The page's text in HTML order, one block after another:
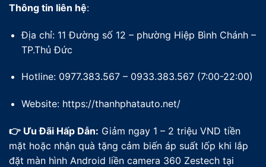
Thông tin liên hệ:
Địa chỉ: 11 Đường số 12 – phường Hiệp Bình Chánh –
TP.Thủ Đức
Hotline: 0977.383.567 – 0933.383.567 (7:00-22:00)
Website: https://thanhphatauto.net/
👉 Ưu Đãi Hấp Dẫn: Giảm ngay 1 – 2 triệu VND tiền
mặt hoặc nhận quà tặng cảm biến áp suất lốp khi lắp
đặt màn hình Android liền camera 360 Zestech tại